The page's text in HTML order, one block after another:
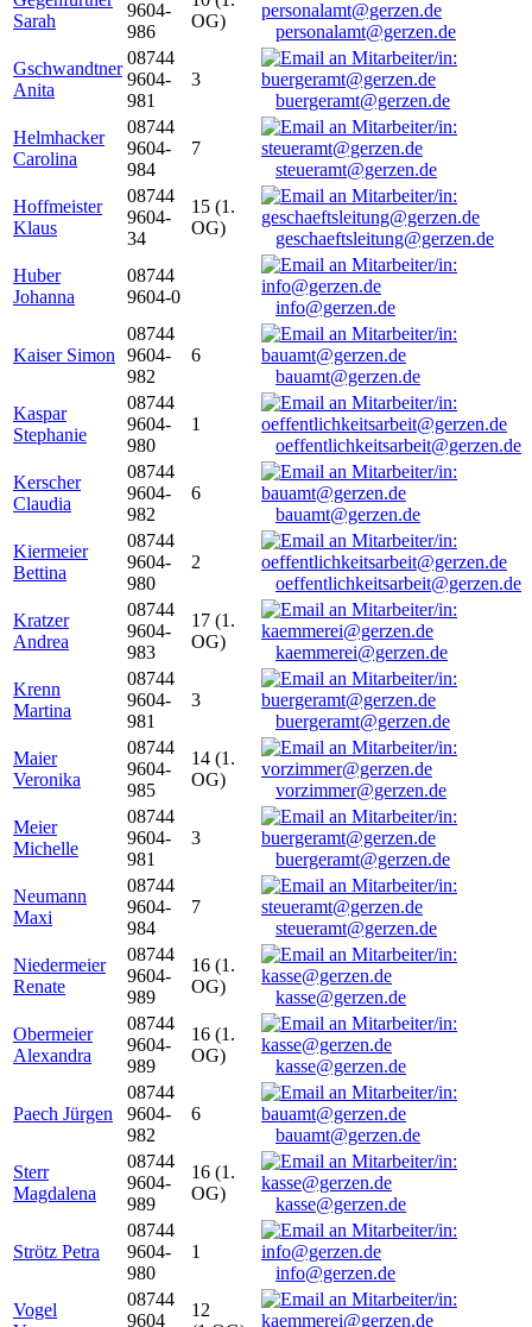
Sarah
9604-
986
OG)
personalamt@gerzen.de
Gschwandtner
Anita
08744
9604-
981
3
buergeramt@gerzen.de
Helmhacker
Carolina
08744
9604-
984
7
steueramt@gerzen.de
Hoffmeister
Klaus
08744
9604-
34
15 (1.
OG)
geschaeftsleitung@gerzen.de
Huber
Johanna
08744
9604-0
info@gerzen.de
Kaiser Simon
08744
9604-
982
6
bauamt@gerzen.de
Kaspar
Stephanie
08744
9604-
980
1
oeffentlichkeitsarbeit@gerzen.de
Kerscher
Claudia
08744
9604-
982
6
bauamt@gerzen.de
Kiermeier
Bettina
08744
9604-
980
2
oeffentlichkeitsarbeit@gerzen.de
Kratzer
Andrea
08744
9604-
983
17 (1.
OG)
kaemmerei@gerzen.de
Krenn
Martina
08744
9604-
981
3
buergeramt@gerzen.de
Maier
Veronika
08744
9604-
985
14 (1.
OG)
vorzimmer@gerzen.de
Meier
Michelle
08744
9604-
981
3
buergeramt@gerzen.de
Neumann
Maxi
08744
9604-
984
7
steueramt@gerzen.de
Niedermeier
Renate
08744
9604-
989
16 (1.
OG)
kasse@gerzen.de
Obermeier
Alexandra
08744
9604-
989
16 (1.
OG)
kasse@gerzen.de
Paech Jürgen
08744
9604-
982
6
bauamt@gerzen.de
Sterr
Magdalena
08744
9604-
989
16 (1.
OG)
kasse@gerzen.de
Strötz Petra
08744
9604-
980
1
info@gerzen.de
Vogel
08744
9604
12